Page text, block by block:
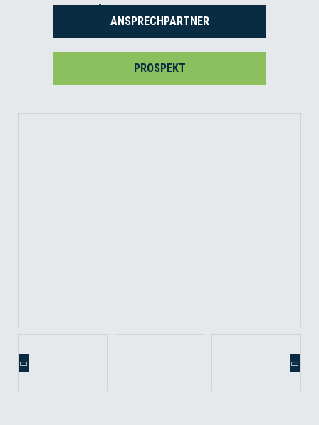
ANSPRECHPARTNER
PROSPEKT